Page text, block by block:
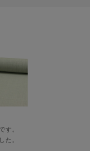
す。
た。